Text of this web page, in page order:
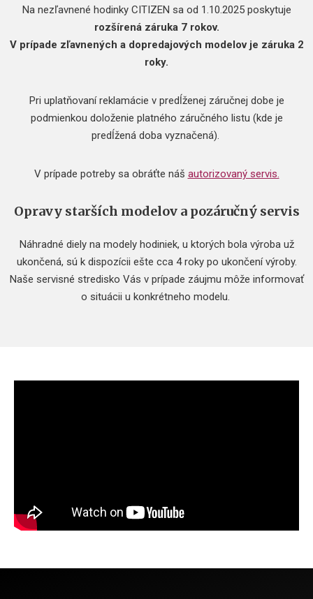
Na nezľavnené hodinky CITIZEN sa od 1.10.2025 poskytuje
rozšírená záruka 7 rokov.
V prípade zľavnených a dopredajových modelov je záruka 2
roky.
Pri uplatňovaní reklamácie v predĺženej záručnej dobe je
podmienkou doloženie platného záručného listu (kde je
predĺžená doba vyznačená).
V prípade potreby sa obráťte náš autorizovaný servis.
Opravy starších modelov a pozáručný servis
Náhradné diely na modely hodiniek, u ktorých bola výroba už
ukončená, sú k dispozícii ešte cca 4 roky po ukončení výroby.
Naše servisné stredisko Vás v prípade záujmu môže informovať
o situácii u konkrétneho modelu.